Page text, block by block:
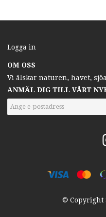
Logga in
OM OSS
Vi älskar naturen, havet,
ANMÄL DIG TILL VÅRT
© Copyright